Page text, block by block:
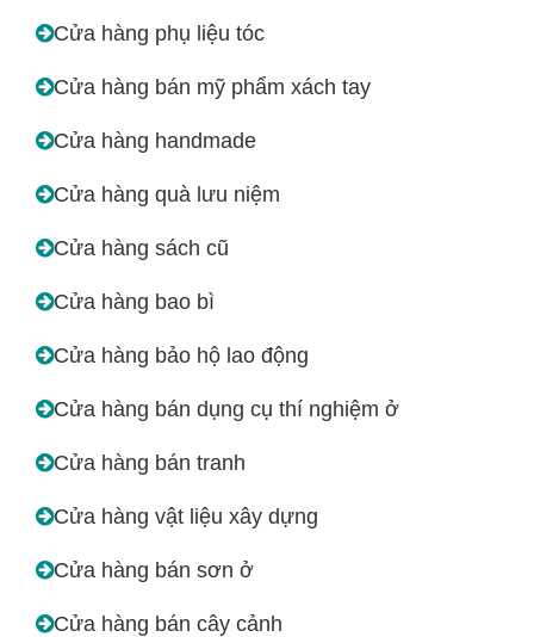
Cửa hàng phụ liệu tóc
Cửa hàng bán mỹ phẩm xách tay
Cửa hàng handmade
Cửa hàng quà lưu niệm
Cửa hàng sách cũ
Cửa hàng bao bì
Cửa hàng bảo hộ lao động
Cửa hàng bán dụng cụ thí nghiệm ở
Cửa hàng bán tranh
Cửa hàng vật liệu xây dựng
Cửa hàng bán sơn ở
Cửa hàng bán cây cảnh